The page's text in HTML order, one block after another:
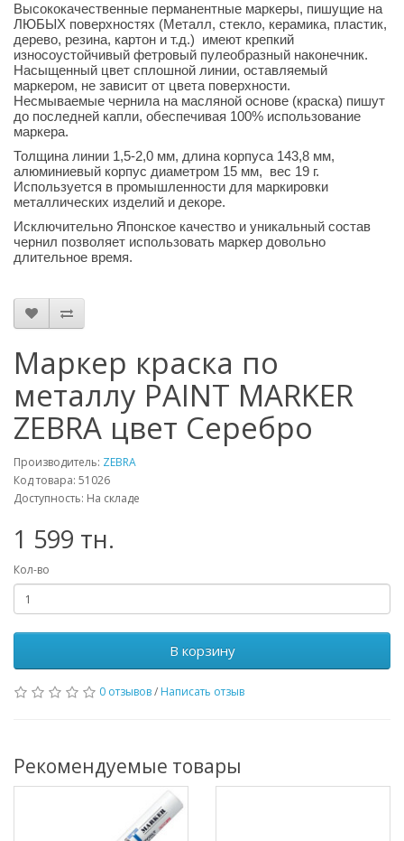
Высококачественные перманентные маркеры, пишущие на
ЛЮБЫХ поверхностях (Металл, стекло, керамика, пластик,
дерево, резина, картон и т.д.) имеют крепкий
износоустойчивый фетровый пулеобразный наконечник.
Насыщенный цвет сплошной линии, оставляемый
маркером, не зависит от цвета поверхности.
Несмываемые чернила на масляной основе (краска) пишут
до последней капли, обеспечивая 100% использование
маркера.
Толщина линии 1,5-2,0 мм, длина корпуса 143,8 мм,
алюминиевый корпус диаметром 15 мм, вес 19 г.
Используется в промышленности для маркировки
металлических изделий и декоре.
Исключительно Японское качество и уникальный состав
чернил позволяет использовать маркер довольно
длительное время.
Маркер краска по
металлу PAINT MARKER
ZEBRA цвет Серебро
Производитель: ZEBRA
Код товара: 51026
Доступность: На складе
1 599 тн.
Кол-во
В корзину
0 отзывов/ Написать отзыв
Рекомендуемые товары